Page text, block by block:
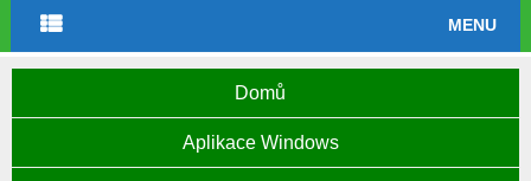
MENU
Domů
Aplikace Windows